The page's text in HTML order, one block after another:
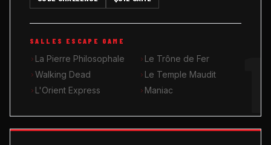
MUSIK ROOM KARAOKÉ
QUIZ GAME
SALLES ESCAPE GAME
La Pierre Philosophale
Le Trône de Fer
Walking Dead
Le Temple Maudit
L'Orient Express
Maniac